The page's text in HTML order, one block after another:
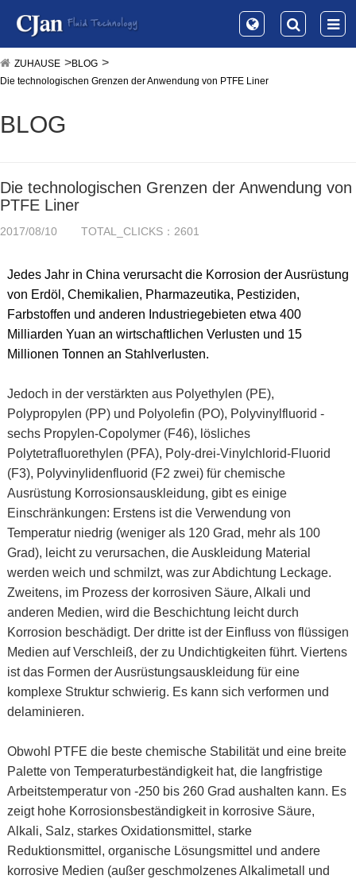
ZUHAUSE
BLOG
Die technologischen Grenzen der Anwendung von PTFE Liner
BLOG
Die technologischen Grenzen der Anwendung von
PTFE Liner
2017/08/10 TOTAL_CLICKS：2601
Jedes Jahr in China verursacht die Korrosion der Ausrüstung
von Erdöl, Chemikalien, Pharmazeutika, Pestiziden,
Farbstoffen und anderen Industriegebieten etwa 400
Milliarden Yuan an wirtschaftlichen Verlusten und 15
Millionen Tonnen an Stahlverlusten.
Jedoch in der verstärkten aus Polyethylen (PE),
Polypropylen (PP) und Polyolefin (PO), Polyvinylfluorid -
sechs Propylen-Copolymer (F46), lösliches
Polytetrafluorethylen (PFA), Poly-drei-Vinylchlorid-Fluorid
(F3), Polyvinylidenfluorid (F2 zwei) für chemische
Ausrüstung Korrosionsauskleidung, gibt es einige
Einschränkungen: Erstens ist die Verwendung von
Temperatur niedrig (weniger als 120 Grad, mehr als 100
Grad), leicht zu verursachen, die Auskleidung Material
werden weich und schmilzt, was zur Abdichtung Leckage.
Zweitens, im Prozess der korrosiven Säure, Alkali und
anderen Medien, wird die Beschichtung leicht durch
Korrosion beschädigt. Der dritte ist der Einfluss von flüssigen
Medien auf Verschleiß, der zu Undichtigkeiten führt. Viertens
ist das Formen der Ausrüstungsauskleidung für eine
komplexe Struktur schwierig. Es kann sich verformen und
delaminieren.
Obwohl PTFE die beste chemische Stabilität und eine breite
Palette von Temperaturbeständigkeit hat, die langfristige
Arbeitstemperatur von -250 bis 260 Grad aushalten kann. Es
zeigt hohe Korrosionsbeständigkeit in korrosive Säure,
Alkali, Salz, starkes Oxidationsmittel, starke
Reduktionsmittel, organische Lösungsmittel und andere
korrosive Medien (außer geschmolzenes Alkalimetall und